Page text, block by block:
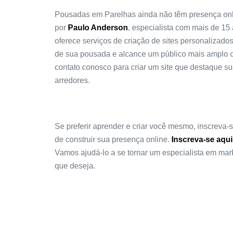
Pousadas em Parelhas ainda não têm presença
por Paulo Anderson, especialista com mais de
oferece serviços de criação de sites
de sua pousada e alcance um público mais amplo
contato conosco para criar um site que destaque
arredores.
Se preferir aprender e criar você mesmo,
de construir sua presença online. Inscreva-se aqui
Vamos ajudá-lo a se tornar um especialista em
que deseja.